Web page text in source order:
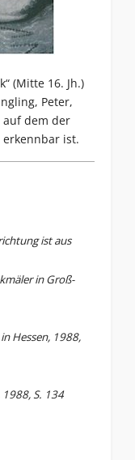
(Mitte 16. Jh.)
Peter,
auf dem der
erkennbar ist.
ist aus
in Groß-
Hessen, 1988,
1988, S. 134